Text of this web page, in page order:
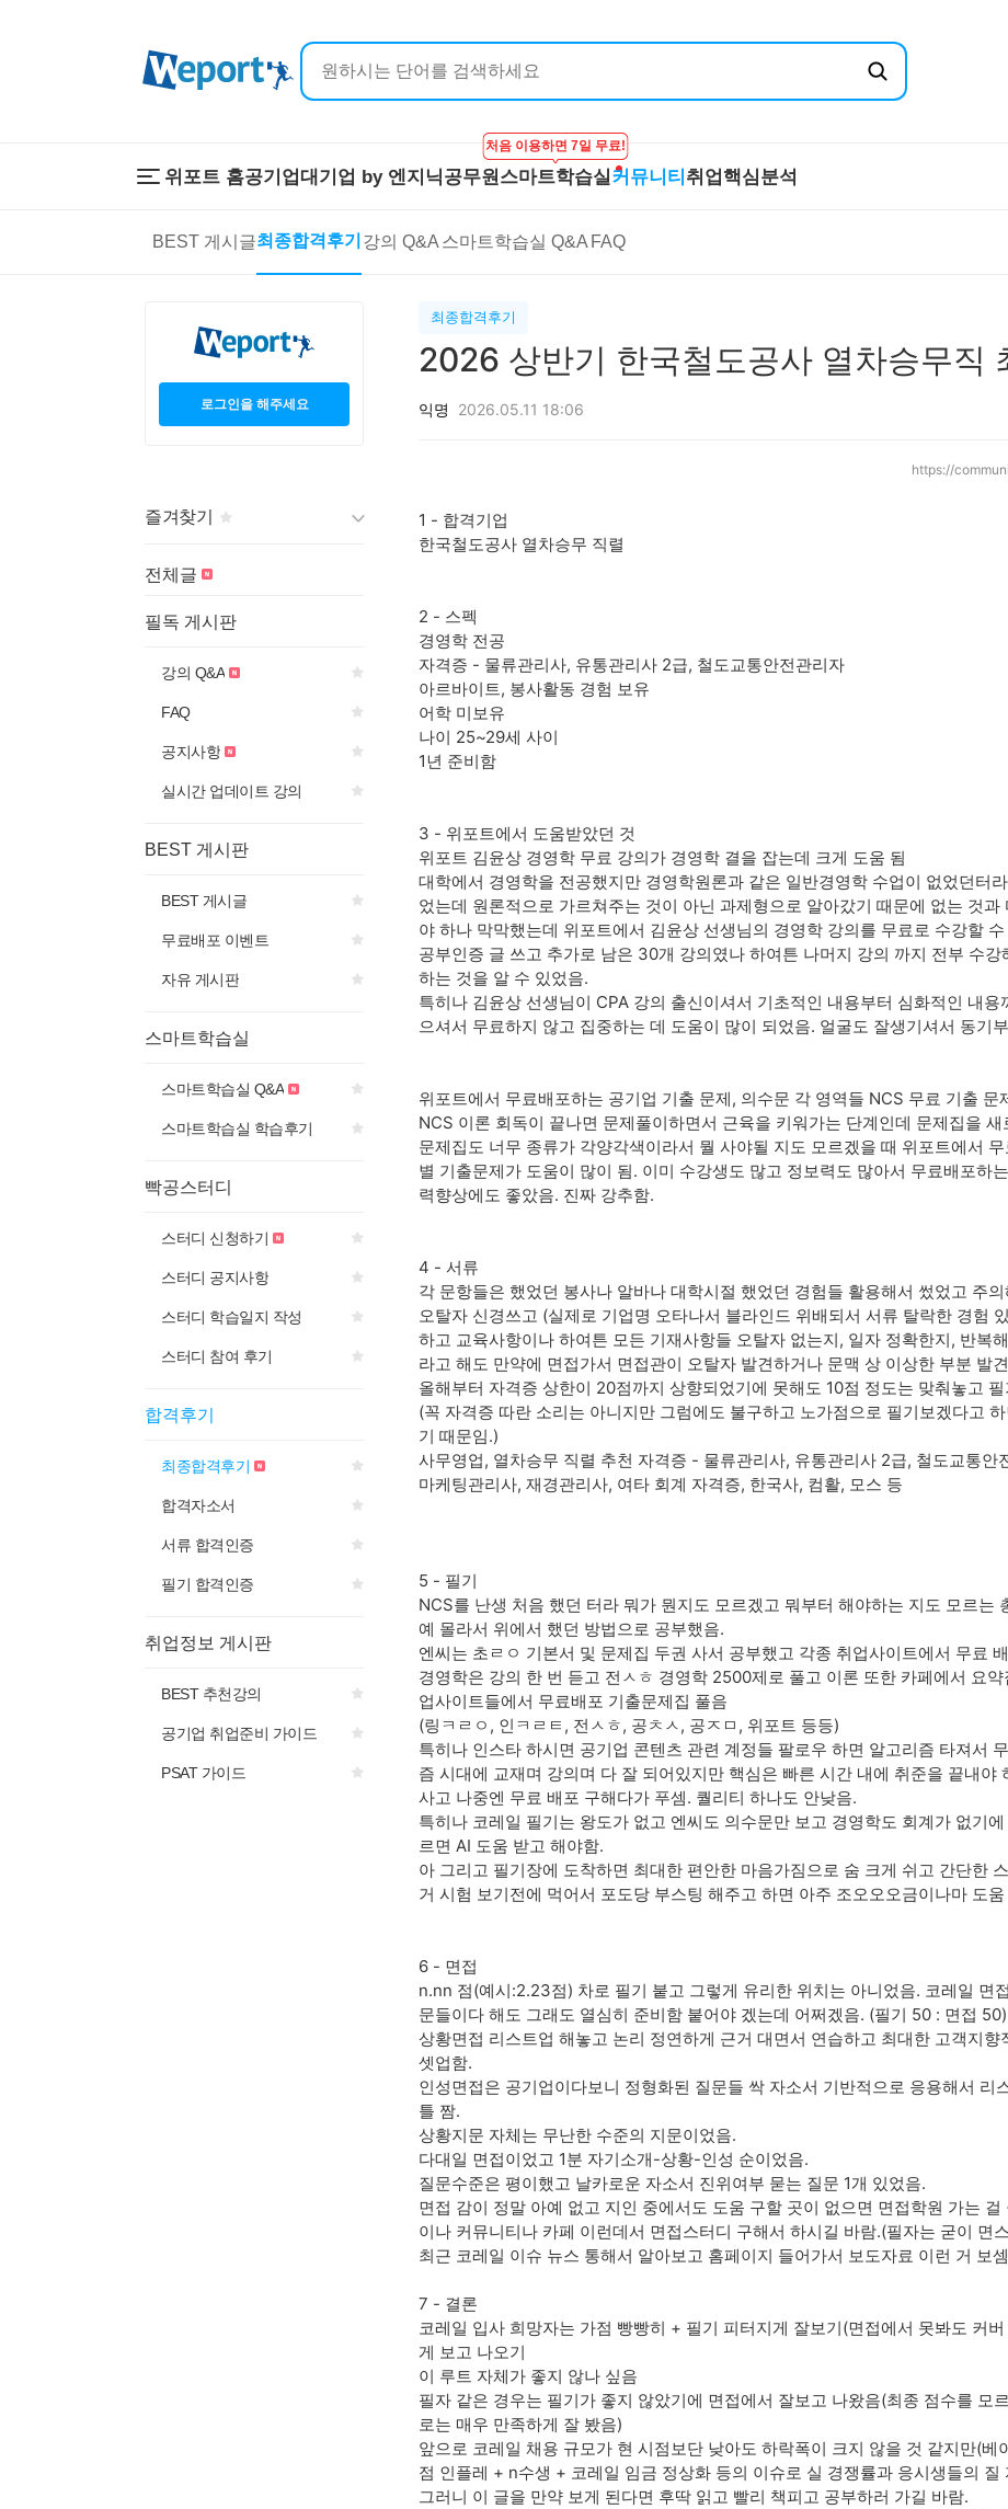
위포트 홈공기업대기업 by 엔지닉공무원
처음 이용하면 7일 무료!
스마트학습실 커뮤니티
BEST 게시글최종합격후기 강의 Q&A 스마트학습실 Q&A FAQ
취업핵심분석
온라인 강의
프리패스
이공계 강의
학원 강의
온라인 강의
스마트학습실 Q&A
FAQ
직무핵
합격자
로그인을 해주세요
즐겨찾기
게시판 제목의
전체글
필독 게시판
강의 Q&A
FAQ
공지사항
실시간 업데이트 강의
BEST 게시판
BEST 게시글
무료배포 이벤트
자유 게시판
스마트학습실
스마트학습실 Q&A
스마트학습실 학습후기
빡공스터디
스터디 신청하기
스터디 공지사항
스터디 학습일지 작성
스터디 참여 후기
합격후기
최종합격후기
합격자소서
서류 합격인증
필기 합격인증
취업정보 게시판
BEST 추천강의
공기업 취업준비 가이드
PSAT 가이드
최종합격후기
2026 상반기 한국철도공사 열차승무직
익명 2026.05.11 18:06
https://
1 - 합격기업
한국철도공사 열차승무 직렬
2 - 스펙
경영학 전공
자격증 - 물류관리사, 유통관리사 2급, 철도교통안전관리자
아르바이트, 봉사활동 경험 보유
어학 미보유
나이 25~29세 사이
1년 준비함
3 - 위포트에서 도움받았던 것
위포트 김윤상 경영학 무료 강의가 경영학 결을 잡는데 크게 도움 됨
대학에서 경영학을 전공했지만 경영학원론과 같은 일반경영학 수업이 없었던터
었는데 원론적으로 가르쳐주는 것이 아닌 과제형으로 알아갔기 때문에 없는 것
야 하나 막막했는데 위포트에서 김윤상 선생님의 경영학 강의를 무료로 수강할
공부인증 글 쓰고 추가로 남은 30개 강의였나 하여튼 나머지 강의 까지 전부 수
하는 것을 알 수 있었음.
특히나 김윤상 선생님이 CPA 강의 출신이셔서 기초적인 내용부터 심화적인 내
으셔서 무료하지 않고 집중하는 데 도움이 많이 되었음. 얼굴도 잘생기셔서 동기
위포트에서 무료배포하는 공기업 기출 문제, 의수문 각 영역들 NCS 무료 기출 문
NCS 이론 회독이 끝나면 문제풀이하면서 근육을 키워가는 단계인데 문제집을
문제집도 너무 종류가 각양각색이라서 뭘 사야될 지도 모르겠을 때 위포트에서
별 기출문제가 도움이 많이 됨. 이미 수강생도 많고 정보력도 많아서 무료배포하
력향상에도 좋았음. 진짜 강추함.
4 - 서류
각 문항들은 했었던 봉사나 알바나 대학시절 했었던 경험들 활용해서 썼었고 주
오탈자 신경쓰고 (실제로 기업명 오타나서 블라인드 위배되서 서류 탈락한 경험
하고 교육사항이나 하여튼 모든 기재사항들 오탈자 없는지, 일자 정확한지, 반복
라고 해도 만약에 면접가서 면접관이 오탈자 발견하거나 문맥 상 이상한 부분 발
올해부터 자격증 상한이 20점까지 상향되었기에 못해도 10점 정도는 맞춰놓고
(꼭 자격증 따란 소리는 아니지만 그럼에도 불구하고 노가점으로 필기보겠다고
기 때문임.)
사무영업, 열차승무 직렬 추천 자격증 - 물류관리사, 유통관리사 2급, 철도교통안
마케팅관리사, 재경관리사, 여타 회계 자격증, 한국사, 컴활, 모스 등
5 - 필기
NCS를 난생 처음 했던 터라 뭐가 뭔지도 모르겠고 뭐부터 해야하는 지도 모르는
예 몰라서 위에서 했던 방법으로 공부했음.
엔씨는 초ㄹㅇ 기본서 및 문제집 두권 사서 공부했고 각종 취업사이트에서 무료
경영학은 강의 한 번 듣고 전ㅅㅎ 경영학 2500제로 풀고 이론 또한 카페에서 요
업사이트들에서 무료배포 기출문제집 풀음
(링ㅋㄹㅇ, 인ㅋㄹㅌ, 전ㅅㅎ, 공ㅊㅅ, 공ㅈㅁ, 위포트 등등)
특히나 인스타 하시면 공기업 콘텐츠 관련 계정들 팔로우 하면 알고리즘 타져서
즘 시대에 교재며 강의며 다 잘 되어있지만 핵심은 빠른 시간 내에 취준을 끝내야
사고 나중엔 무료 배포 구해다가 푸셈. 퀄리티 하나도 안낮음.
특히나 코레일 필기는 왕도가 없고 엔씨도 의수문만 보고 경영학도 회계가 없기
르면 AI 도움 받고 해야함.
아 그리고 필기장에 도착하면 최대한 편안한 마음가짐으로 숨 크게 쉬고 간단한
거 시험 보기전에 먹어서 포도당 부스팅 해주고 하면 아주 조오오오금이나마 도움
6 - 면접
n.nn 점(예시:2.23점) 차로 필기 붙고 그렇게 유리한 위치는 아니었음. 코레일 면
문들이다 해도 그래도 열심히 준비함 붙어야 겠는데 어쩌겠음. (필기 50 : 면접 50)
상황면접 리스트업 해놓고 논리 정연하게 근거 대면서 연습하고 최대한 고객지
셋업함.
인성면접은 공기업이다보니 정형화된 질문들 싹 자소서 기반적으로 응용해서 리
틀 짬.
상황지문 자체는 무난한 수준의 지문이었음.
다대일 면접이었고 1분 자기소개-상황-인성 순이었음.
질문수준은 평이했고 날카로운 자소서 진위여부 묻는 질문 1개 있었음.
면접 감이 정말 아예 없고 지인 중에서도 도움 구할 곳이 없으면 면접학원 가는
이나 커뮤니티나 카페 이런데서 면접스터디 구해서 하시길 바람.(필자는 굳이 면
최근 코레일 이슈 뉴스 통해서 알아보고 홈페이지 들어가서 보도자료 이런 거 보셈
7 - 결론
코레일 입사 희망자는 가점 빵빵히 + 필기 피터지게 잘보기(면접에서 못봐도 커
게 보고 나오기
이 루트 자체가 좋지 않나 싶음
필자 같은 경우는 필기가 좋지 않았기에 면접에서 잘보고 나왔음(최종 점수를 모
로는 매우 만족하게 잘 봤음)
앞으로 코레일 채용 규모가 현 시점보단 낮아도 하락폭이 크지 않을 것 같지만(
점 인플레 + n수생 + 코레일 임금 정상화 등의 이슈로 실 경쟁률과 응시생들의
그러니 이 글을 만약 보게 된다면 후딱 읽고 빨리 책피고 공부하러 가길 바람.